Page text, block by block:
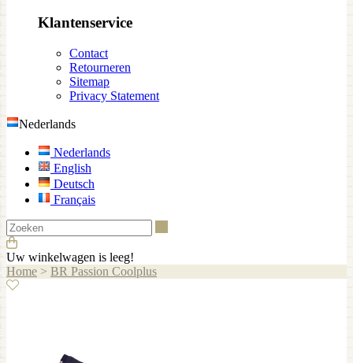
Klantenservice
Contact
Retourneren
Sitemap
Privacy Statement
Nederlands
Nederlands
English
Deutsch
Français
Uw winkelwagen is leeg!
Home > BR Passion Coolplus